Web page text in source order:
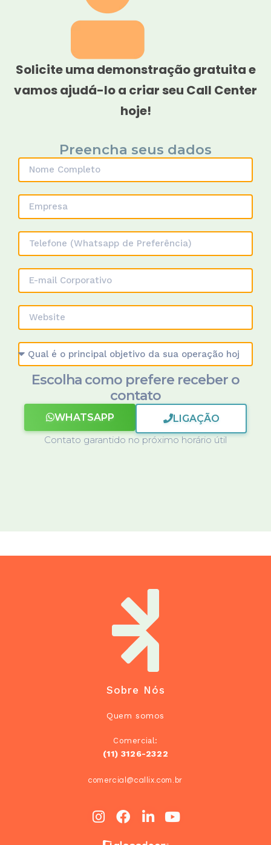
Solicite uma demonstração gratuita e
vamos ajudá-lo a criar seu Call Center
hoje!
Preencha seus dados
Escolha como prefere receber o
contato
WHATSAPP
LIGAÇÃO
Contato garantido no próximo horário útil
Sobre Nós
Quem somos
Comercial:
(11) 3126-2322
comercial@callix.com.br